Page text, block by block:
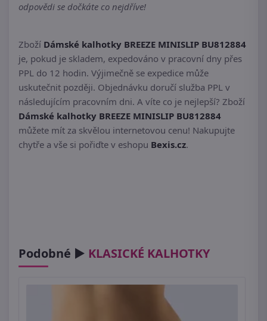
odpovědi se dočkáte co nejdříve!
Zboží Dámské kalhotky BREEZE MINISLIP BU812884
je, pokud je skladem, expedováno v pracovní dny přes
PPL do 12 hodin. Výjimečně se expedice může
uskutečnit později. Objednávku doručí služba PPL v
následujícím pracovním dni. A víte co je nejlepší? Zboží
Dámské kalhotky BREEZE MINISLIP BU812884
můžete mít za skvělou internetovou cenu! Nakupujte
chytře a vše si pořiďte v eshopu Bexis.cz.
Podobné ► KLASICKÉ KALHOTKY